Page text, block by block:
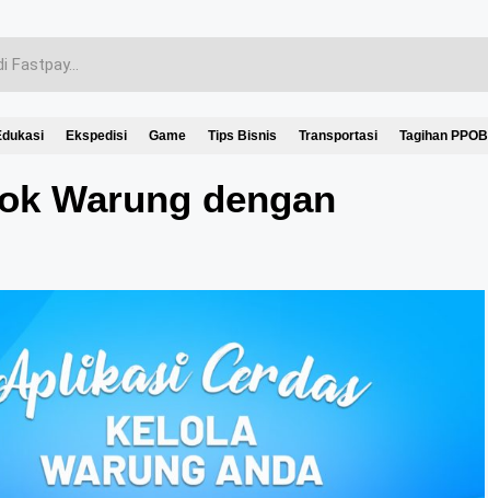
Ekspedisi Game Tips Bisnis Transportasi Tagihan PPOB
Warung dengan